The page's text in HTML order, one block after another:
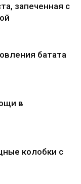
запеченная с
батата
в
колобки с